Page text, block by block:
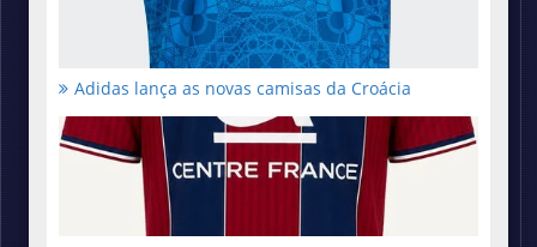
Adidas lança as novas camisas da Croácia